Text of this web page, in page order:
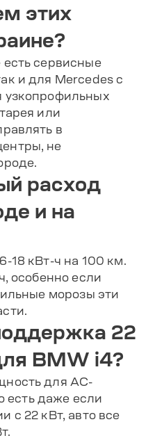
этих
сервисные
и для Mercedes с
узкопрофильных
или
в
не
расход
и на
18 кВт-ч на 100 км.
особенно если
морозы эти
22
BMW i4?
для AC-
есть даже если
с 22 кВт, авто все